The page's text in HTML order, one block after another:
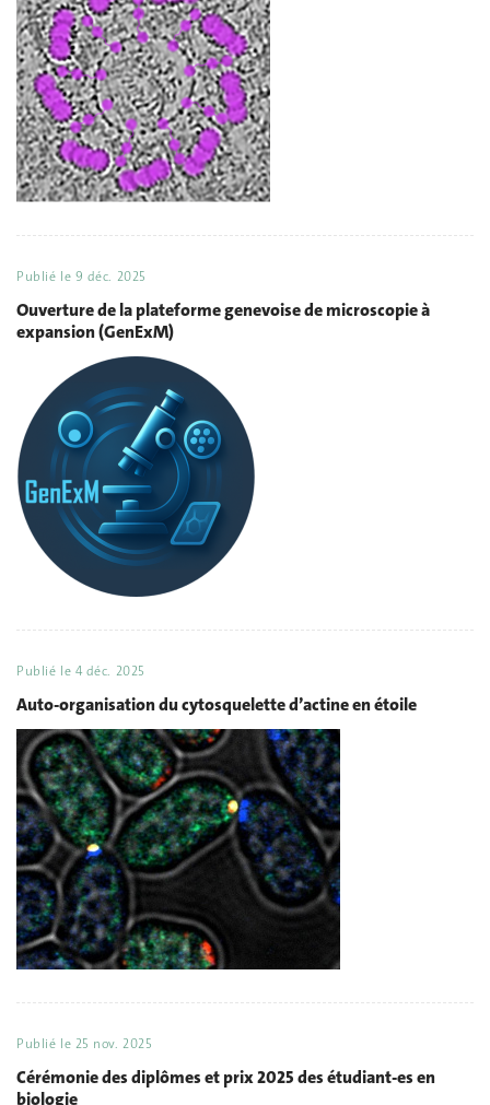
Publié le 9 déc. 2025
Ouverture de la plateforme genevoise de microscopie à
expansion (GenExM)
Publié le 4 déc. 2025
Auto-organisation du cytosquelette d’actine en étoile
Publié le 25 nov. 2025
Cérémonie des diplômes et prix 2025 des étudiant-es en
biologie